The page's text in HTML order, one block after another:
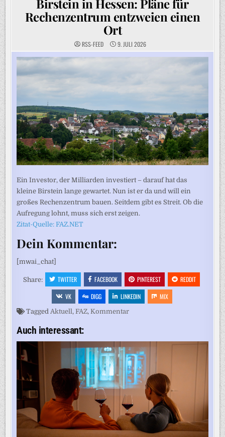
Birstein in Hessen: Pläne für
Rechenzentrum entzweien einen
Ort
RSS-FEED 9. JULI 2026
Ein Investor, der Milliarden investiert – darauf hat das
kleine Birstein lange gewartet. Nun ist er da und will ein
großes Rechenzentrum bauen. Seitdem gibt es Streit. Ob die
Aufregung lohnt, muss sich erst zeigen.
Zitat-Quelle: FAZ.NET
Dein Kommentar:
[mwai_chat]
Share: TWITTER FACEBOOK PINTEREST
REDDIT
VK
DIGG LINKEDIN MIX
TaggedAktuell,FAZ,Kommentar
Auch interessant: